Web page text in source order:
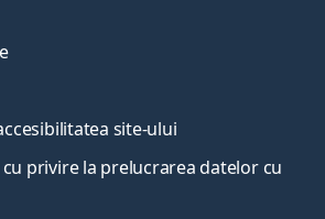
site-ului
privire la prelucrarea datelor cu